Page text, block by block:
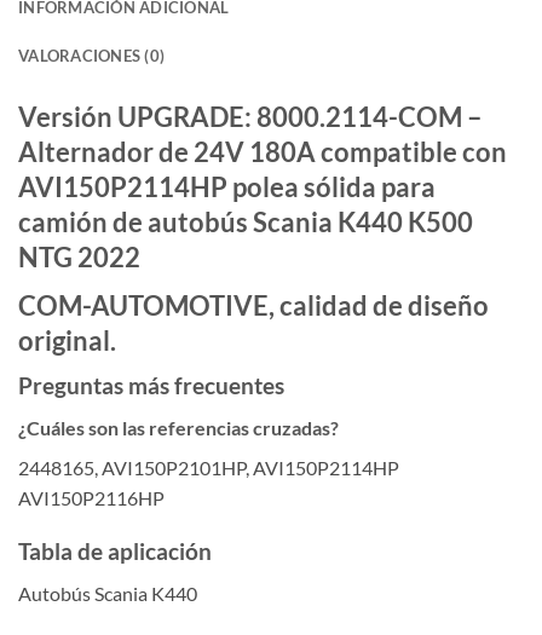
INFORMACIÓN ADICIONAL
VALORACIONES (0)
Versión UPGRADE: 8000.2114-COM –
Alternador de 24V 180A compatible con
AVI150P2114HP polea sólida para
camión de autobús Scania K440 K500
NTG 2022
COM-AUTOMOTIVE, calidad de diseño
original.
Preguntas más frecuentes
¿Cuáles son las referencias cruzadas?
2448165, AVI150P2101HP, AVI150P2114HP
AVI150P2116HP
Tabla de aplicación
Autobús Scania K440